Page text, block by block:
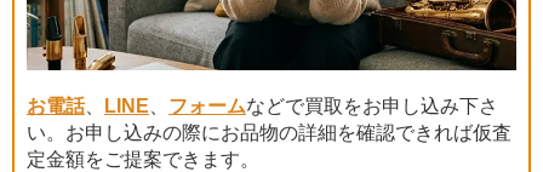
お電話、 LINE フォームなどで買取をお申し込み下さ
い。お申し込みの際にお品物の詳細を確認できれば仮査
定金額をご提案できます。